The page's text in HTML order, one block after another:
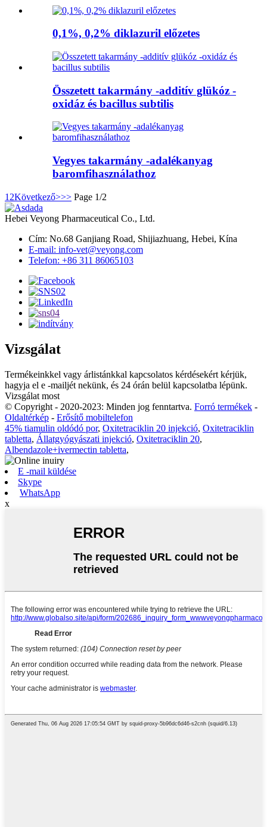
0,1%, 0,2% diklazuril előzetes
Összetett takarmány -additív glükóz -
oxidáz és bacillus subtilis
Vegyes takarmány -adalékanyag
baromfihasználathoz
1 2Következő>>> Page 1/2
Hebei Veyong Pharmaceutical Co., Ltd.
Cím: No.68 Ganjiang Road, Shijiazhuang, Hebei, Kína
E-mail: info-vet@veyong.com
Telefon: +86 311 86065103
Vizsgálat
Termékeinkkel vagy árlistánkkal kapcsolatos kérdésekért kérjük,
hagyja el e -mailjét nekünk, és 24 órán belül kapcsolatba lépünk.
Vizsgálat most
© Copyright - 2020-2023: Minden jog fenntartva. Forró termékek -
Oldaltérkép - Erősítő mobiltelefon
45% tiamulin oldódó por, Oxitetraciklin 20 injekció, Oxitetraciklin
tabletta, Állatgyógyászati ​​injekció, Oxitetraciklin 20,
Albendazole+ivermectin tabletta,
E -mail küldése
Skype
WhatsApp
x